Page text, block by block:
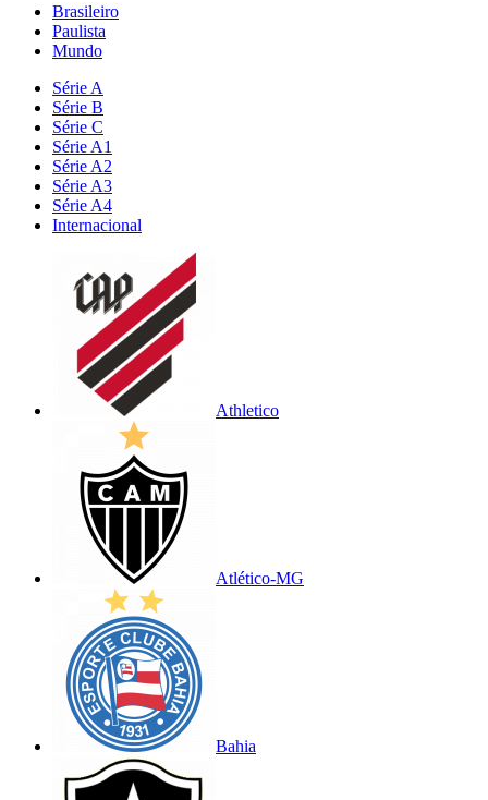
Brasileiro
Paulista
Mundo
Série A
Série B
Série C
Série A1
Série A2
Série A3
Série A4
Internacional
Athletico
Atlético-MG
Bahia